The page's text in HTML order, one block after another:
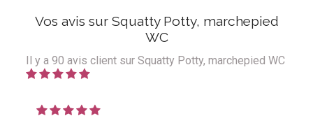
Vos avis sur Squatty Potty, marchepied
WC
Il y a90 avis client sur Squatty Potty, marchepied WC